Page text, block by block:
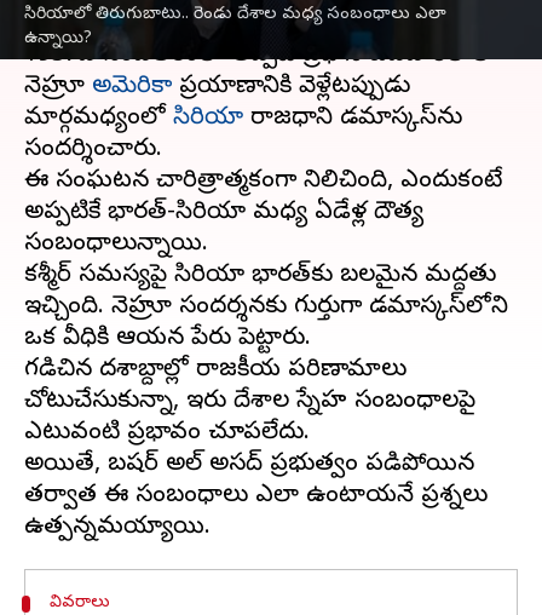
సిరియాలో తిరుగుబాటు.. రెండు దేశాల మధ్య సంబంధాలు ఎలా
ఉన్నాయి?
ఈ వార్తాకథనం ఏంటి
1957వ సంవత్సరంలో అప్పటి ప్రధాని జవహర్‌లాల్
నెహ్రూ అమెరికా ప్రయాణానికి వెళ్లేటప్పుడు
మార్గమధ్యంలో సిరియా రాజధాని డమాస్కస్‌ను
సందర్శించారు.
ఈ సంఘటన చారిత్రాత్మకంగా నిలిచింది, ఎందుకంటే
అప్పటికే భారత్-సిరియా మధ్య ఏడేళ్ల దౌత్య
సంబంధాలున్నాయి.
కశ్మీర్ సమస్యపై సిరియా భారత్‌కు బలమైన మద్దతు
ఇచ్చింది. నెహ్రూ సందర్శనకు గుర్తుగా డమాస్కస్‌లోని
ఒక వీధికి ఆయన పేరు పెట్టారు.
గడిచిన దశాబ్దాల్లో రాజకీయ పరిణామాలు
చోటుచేసుకున్నా, ఇరు దేశాల స్నేహ సంబంధాలపై
ఎటువంటి ప్రభావం చూపలేదు.
అయితే, బషర్ అల్ అసద్ ప్రభుత్వం పడిపోయిన
తర్వాత ఈ సంబంధాలు ఎలా ఉంటాయనే ప్రశ్నలు
వివరాలు